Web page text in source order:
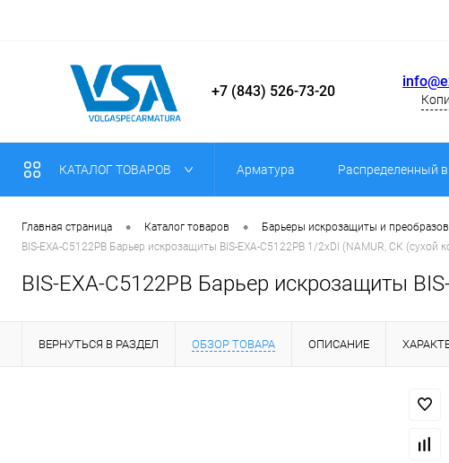
+7 (843) 526-73-20
КАТАЛОГ ТОВАРОВ Арматура Распределенный
Главная страница • Каталог товаров • Барьеры искрозащиты и
BIS-EXA-C5122PB Барьер искрозащиты BIS-EXA-C5122PB 1/2хDI (NAMUR, СК (сухой
BIS-EXA-C5122PB Барьер искрозащиты
ВЕРНУТЬСЯ В РАЗДЕЛ ОБЗОР ТОВАРА ОПИСАНИЕ